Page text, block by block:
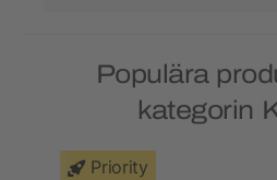
Populära
kategorin
Priority